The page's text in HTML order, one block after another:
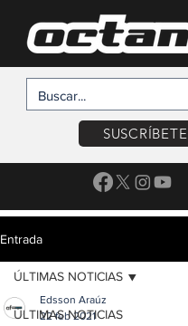
SUSCRÍBETE
Entrada
ÚLTIMAS NOTICIAS
ÚLTIMAS NOTICIAS
Edsson Araúz
22 feb 2021